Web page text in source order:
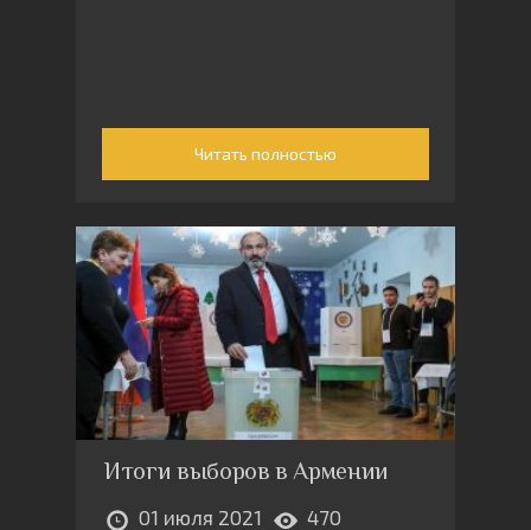
Читать полностью
Итоги выборов в Армении
01 июля 2021
470